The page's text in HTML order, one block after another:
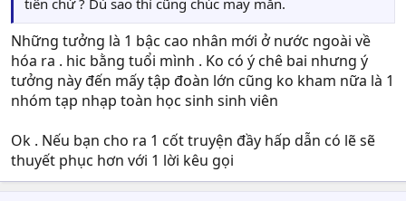
tiên chứ ? Dù sao thì cũng chúc may mắn.
Những tưởng là 1 bậc cao nhân mới ở nước ngoài về
hóa ra . hic bằng tuổi mình . Ko có ý chê bai nhưng ý
tưởng này đến mấy tập đoàn lớn cũng ko kham nữa là 1
nhóm tạp nhạp toàn học sinh sinh viên
Ok . Nếu bạn cho ra 1 cốt truyện đầy hấp dẫn có lẽ sẽ
thuyết phục hơn với 1 lời kêu gọi